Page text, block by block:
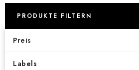
PRODUKTE FILTERN
Preis
Labels